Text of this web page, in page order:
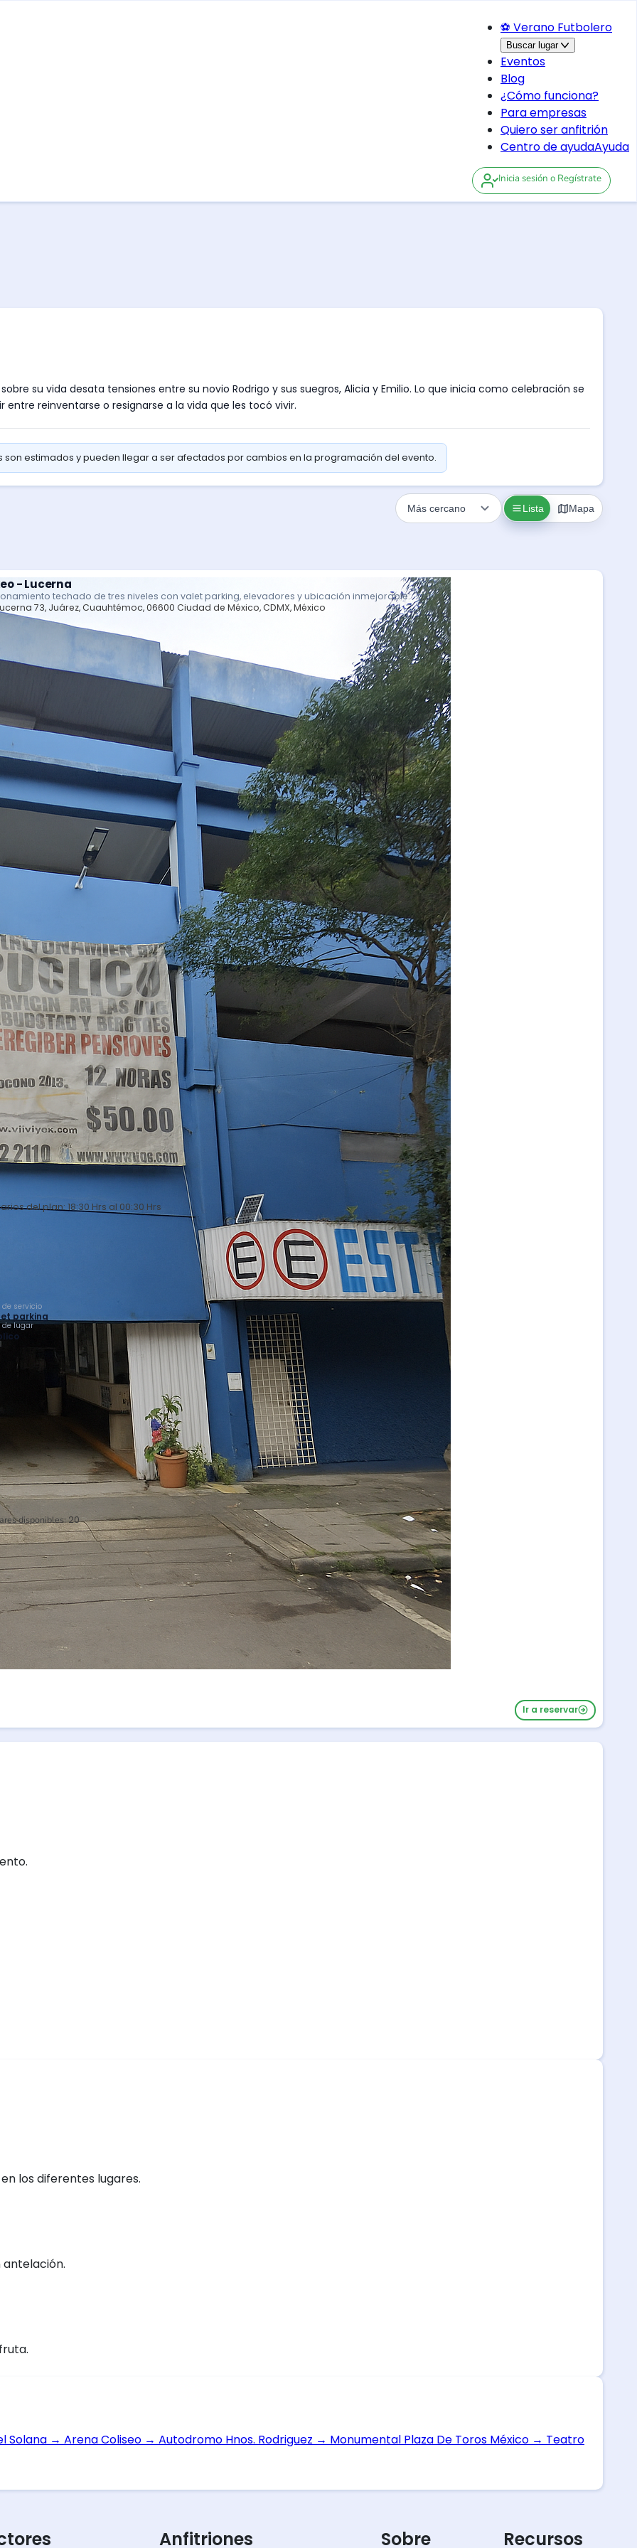
⚽ Verano Futbolero
Buscar lugar
Eventos
Blog
¿Cómo funciona?
Para empresas
Quiero ser anfitrión
Centro de ayudaAyuda
Inicia sesión o Regístrate
su vida desata tensiones entre su novio Rodrigo y sus suegros, Alicia y Emilio. Lo que inicia como celebración se
reinventarse o resignarse a la vida que les tocó vivir.
son estimados y pueden llegar a ser afectados por cambios en la programación del evento.
Lista Mapa
- Lucerna
techado de tres niveles con valet parking, elevadores y ubicación inmejorable.
73, Juárez, Cuauhtémoc, 06600 Ciudad de México, CDMX, México
del plan: 18:30 Hrs al 00:30 Hrs
disponibles:20
de servicio
parking
de lugar
Ir a reservar
los diferentes lugares.
Solana → Arena Coliseo → Autodromo Hnos. Rodriguez → Monumental Plaza De Toros México → Teatro
Anfitriones Recursos
Sobre